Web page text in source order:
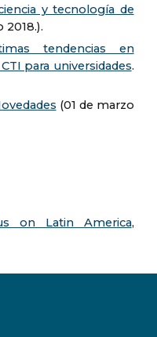
y tecnología de
2018.).
tendencias en
para universidades.
(01 de marzo
on Latin America,